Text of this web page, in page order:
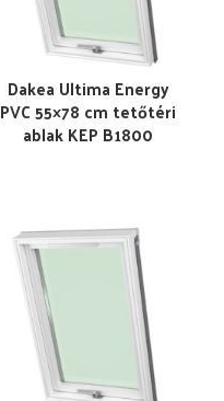
Dakea Ultima Energy
PVC 55×78 cm tetőtéri
ablak KEP B1800